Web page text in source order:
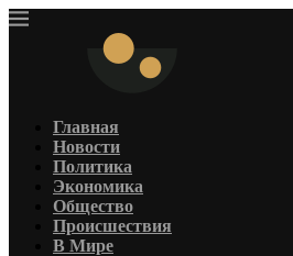
Главная
Новости
Политика
Экономика
Общество
Происшествия
В Мире